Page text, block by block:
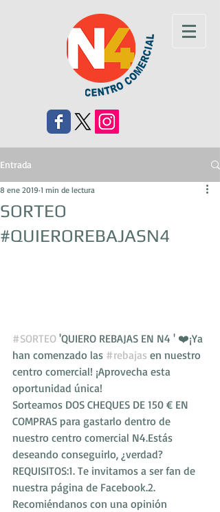
Entrada
SORTEO
#QUIEROREBAJASN4
8 ene 2019 1 min de lectura
#SORTEO 'QUIERO REBAJAS EN N4 ' ❤️¡Ya
han comenzado las #rebajas en nuestro
centro comercial! ¡Aprovecha esta
oportunidad única!
Sorteamos DOS CHEQUES DE 150 € EN
COMPRAS para gastarlo dentro de
nuestro centro comercial N4.Estás
deseando conseguirlo, ¿verdad?
REQUISITOS:1. Te invitamos a ser fan de
nuestra página de Facebook.2.
Recomiéndanos con una opinión